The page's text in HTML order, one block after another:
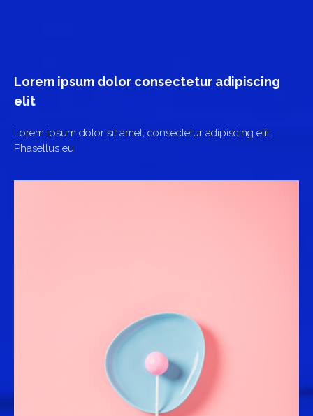
Lorem ipsum dolor consectetur adipiscing
elit
Lorem ipsum dolor sit amet, consectetur adipiscing elit.
Phasellus eu